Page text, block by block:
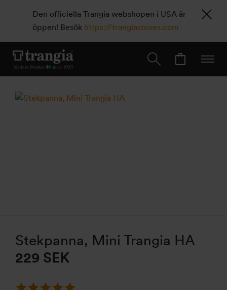
Den officiella Trangia webshopen i USA är
öppen! Besök https://trangiastoves.com
Stekpanna, Mini Trangia HA
229 SEK